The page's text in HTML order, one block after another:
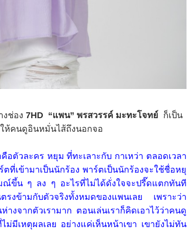
งช่อง7HD “แพน”พรสวรรค์ มะทะโจทย์ ก็เป็น
ห้คนดูอินหมั่นไส้ถึงนอกจอ
ตัวละคร หยุม ที่ทะเลาะกับ กาเหว่า ตลอดเวลา
เข้ามาเป็นนักร้อง พาร์ตเป็นนักร้องจะใช้ชื่อหยุ
ณ์ขึ้น ๆ ลง ๆ อะไรที่ไม่ได้ดั่งใจจะปรี๊ดแตกทันที
งข้ามกับตัวจริงทั้งหมดของแพนเลย เพราะว่า
งจากตัวเรามาก ตอนเล่นเราก็คิดเอาไว้ว่าคนดู
มีเหตุผลเลย อย่างแค่เห็นหน้าเขา เขายังไม่ทัน